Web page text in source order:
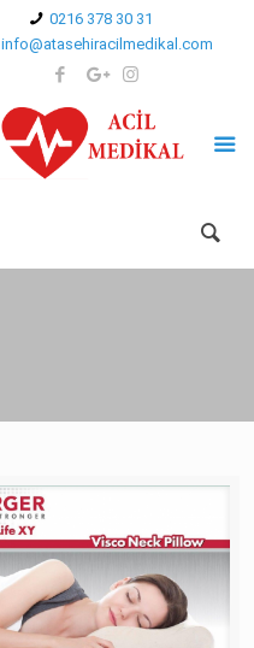
0216 378 30 31
info@atasehiracilmedikal.com